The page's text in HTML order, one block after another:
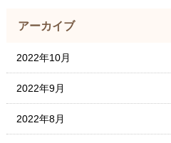
アーカイブ
2022年10月
2022年9月
2022年8月